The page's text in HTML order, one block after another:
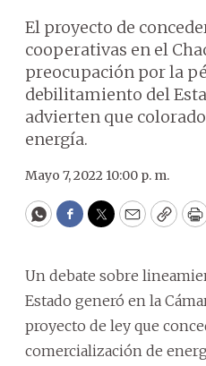
El proyecto de
cooperativas en el
preocupación por la
debilitamiento del
advierten que
energía.
Mayo 7, 2022 10:00 p. m.
WhatsApp
Facebook
Twitter
EmailCopy
Un debate sobre
Estado generó en la
proyecto de ley que
comercialización de